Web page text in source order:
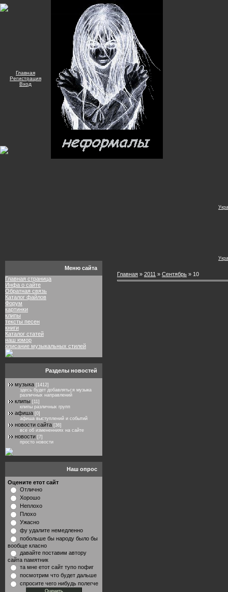
Главная
Регистрация
Вход
Меню сайта
Главная страница
Инфа о сайте
Обратная связь
Каталог файлов
Форум
картинки
клипы
тексты песен
книги
Каталог статей
наш юмор
описание музыкальных стилей
Разделы новостей
музыка [1412]
здесь будет добавляться музыка
различных направлений
клипы [11]
клипы различных групп
афиша [0]
афиша выступлений и событий
новости сайта [36]
все об измененниях на сайте
новости [7]
просто новости
Наш опрос
Оцените етот сайт
Отлично
Хорошо
Неплохо
Плохо
Ужасно
фу удалите немедленно
побольше бы народу было бы
вообще класно
давайте поставим автору
сайта памятник
та мне етот сайт тупо пофиг
посмотрим что будет дальше
спросите чего нибудь полегче
Главная » 2011 » Сентябрь » 10